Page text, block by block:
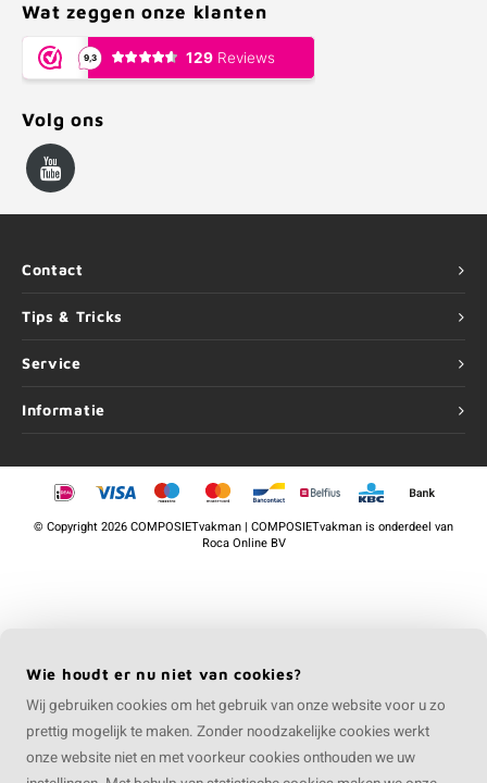
Wat zeggen onze klanten
Volg ons
Contact
Tips & Tricks
Service
Informatie
©Copyright2026 COMPOSIETvakman | COMPOSIETvakman is onderdeel van
Roca Online BV
Wie houdt er nu niet van cookies?
Wij gebruiken cookies om het gebruik van onze website voor u zo
prettig mogelijk te maken. Zonder noodzakelijke cookies werkt
onze website niet en met voorkeur cookies onthouden we uw